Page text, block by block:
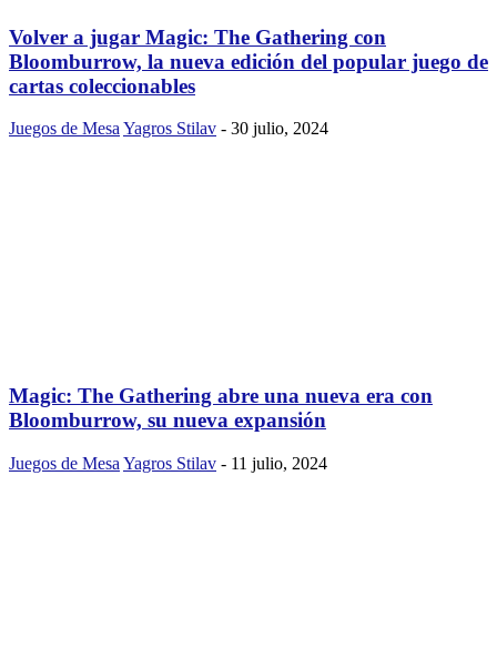
Volver a jugar Magic: The Gathering con
Bloomburrow, la nueva edición del popular juego de
cartas coleccionables
Juegos de Mesa Yagros Stilav - 30 julio, 2024
Magic: The Gathering abre una nueva era con
Bloomburrow, su nueva expansión
Juegos de Mesa Yagros Stilav - 11 julio, 2024